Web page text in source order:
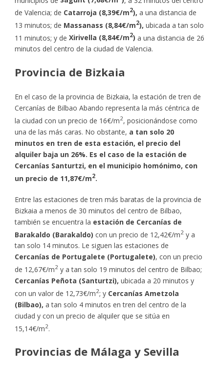
de Valencia; de Catarroja (8,39€/m2), a una distancia de
13 minutos; de Massanass (8,84€/m2), ubicada a tan solo
11 minutos; y de Xirivella (8,84€/m2) a una distancia de 26
minutos del centro de la ciudad de Valencia.
Provincia de Bizkaia
En el caso de la provincia de Bizkaia, la estación de tren de
Cercanías de Bilbao Abando representa la más céntrica de
la ciudad con un precio de 16€/m2, posicionándose como
una de las más caras. No obstante, a tan solo 20
minutos en tren de esta estación, el precio del
alquiler baja un 26%. Es el caso de la estación de
Cercanías Santurtzi, en el municipio homónimo, con
un precio de 11,87€/m2.
Entre las estaciones de tren más baratas de la provincia de
Bizkaia a menos de 30 minutos del centro de Bilbao,
también se encuentra la estación de Cercanías de
Barakaldo (Barakaldo) con un precio de 12,42€/m2y a
tan solo 14 minutos. Le siguen las estaciones de
Cercanías de Portugalete (Portugalete), con un precio
de 12,67€/m2y a tan solo 19 minutos del centro de Bilbao;
Cercanías Peñota (Santurtzi), ubicada a 20 minutos y
con un valor de 12,73€/m2; y Cercanías Ametzola
(Bilbao), a tan solo 4 minutos en tren del centro de la
ciudad y con un precio de alquiler que se sitúa en
15,14€/m2.
Provincias de Málaga y Sevilla